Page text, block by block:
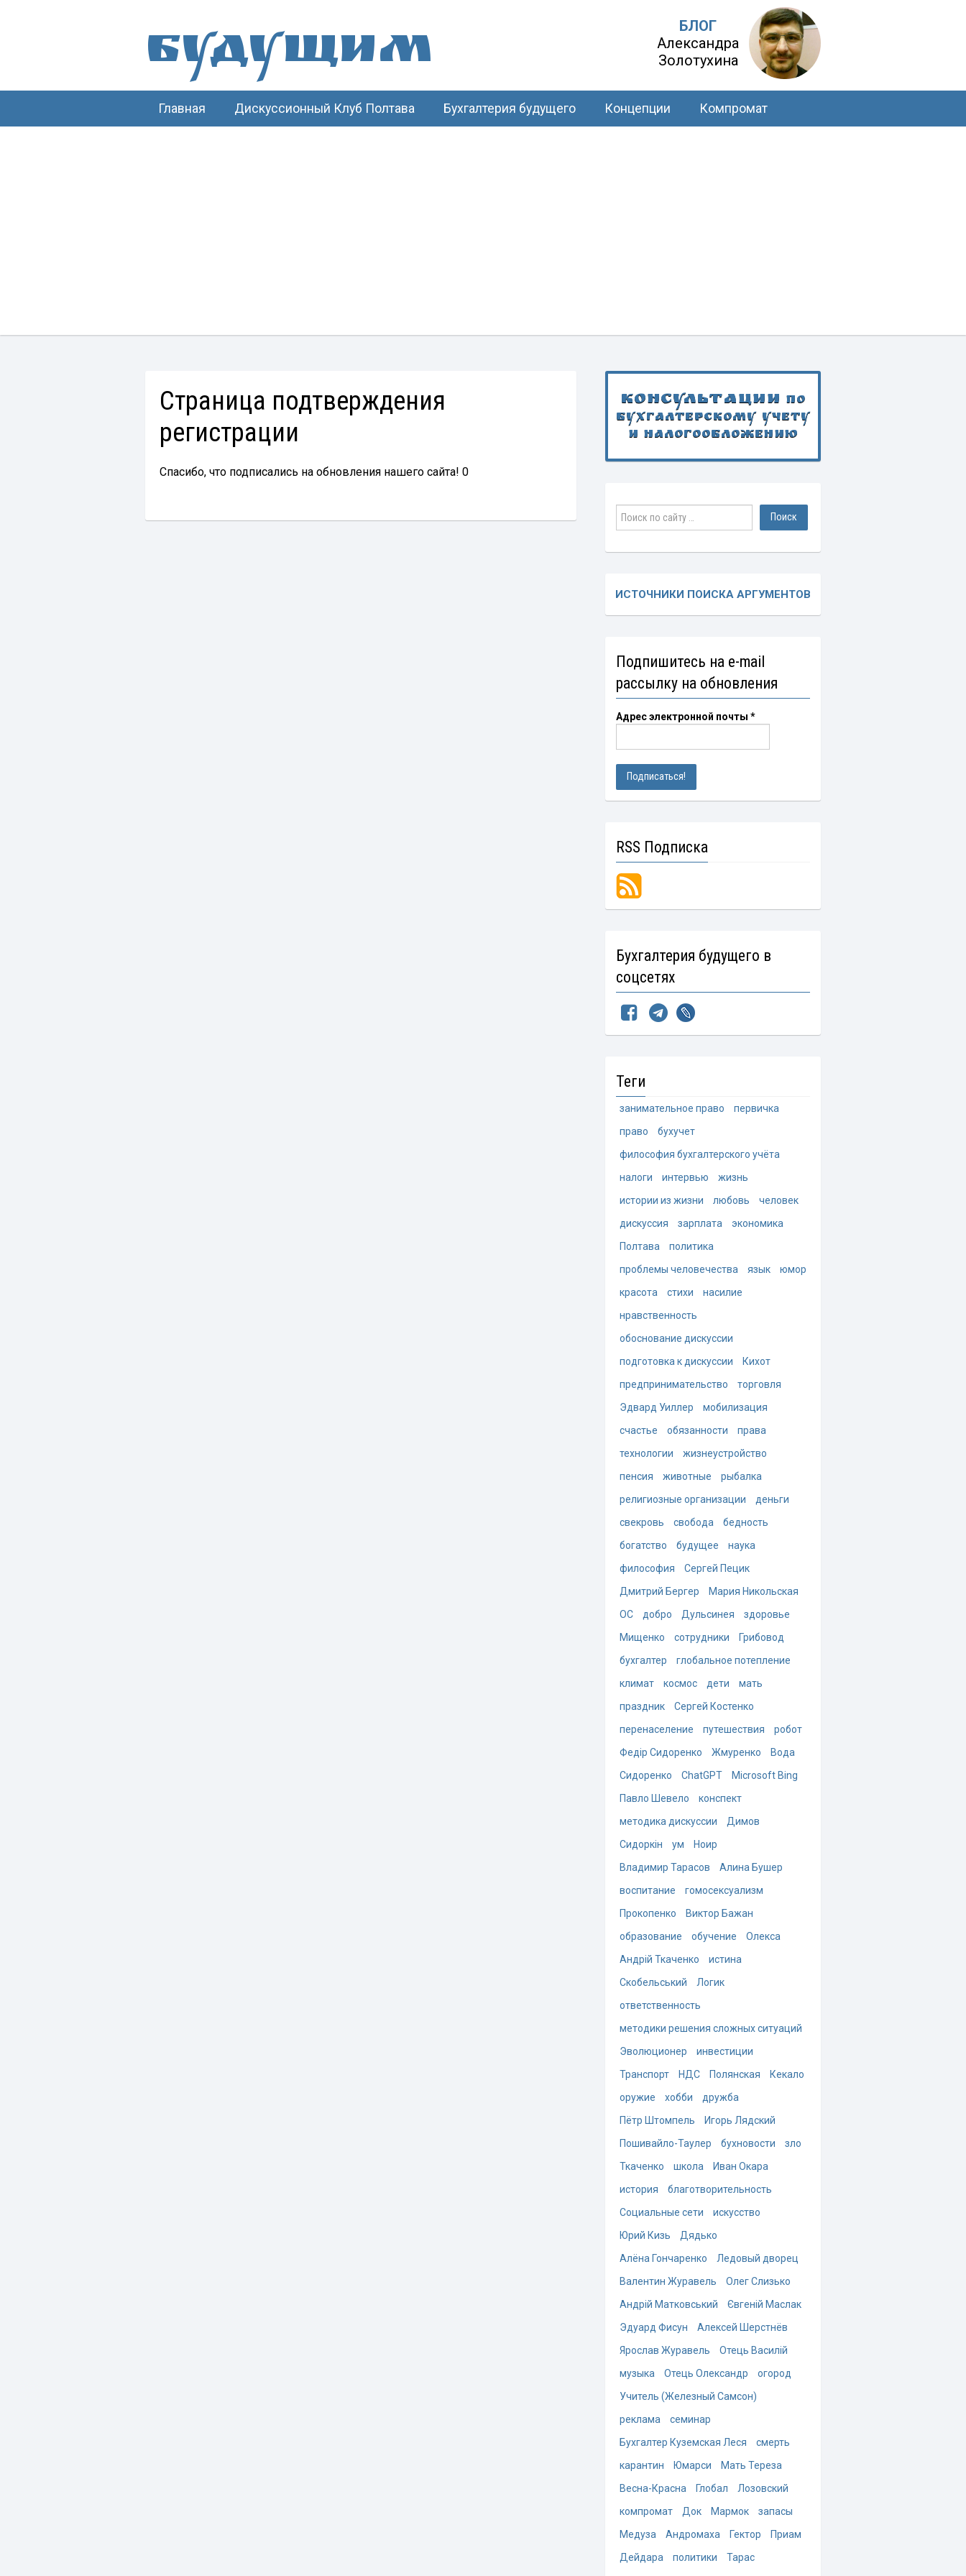
Будущим
БЛОГ
Александра
Золотухина
Главная Дискуссионный Клуб Полтава Бухгалтерия будущего Концепции Компромат
Страница подтверждения
регистрации
Спасибо, что подписались на обновления нашего сайта! 0
Консультации по
бухгалтерскому учету
и налогообложению
ИСТОЧНИКИ ПОИСКА АРГУМЕНТОВ
Подпишитесь на e-mail
рассылку на обновления
Адрес электронной почты *
RSS Подписка
Бухгалтерия будущего в
соцсетях
Теги
занимательное право
первичка
право
бухучет
философия бухгалтерского учёта
налоги
интервью
жизнь
истории из жизни
любовь
человек
дискуссия
зарплата
экономика
Полтава
политика
проблемы человечества
язык
юмор
красота
стихи
насилие
нравственность
обоснование дискуссии
подготовка к дискуссии
Кихот
предпринимательство
торговля
Эдвард Уиллер
мобилизация
счастье
обязанности
права
технологии
жизнеустройство
пенсия
животные
рыбалка
религиозные организации
деньги
свекровь
свобода
бедность
богатство
будущее
наука
философия
Сергей Пецик
Дмитрий Бергер
Мария Никольская
ОС
добро Дульсинея
здоровье
Мищенко
сотрудники
Грибовод
бухгалтер
глобальное потепление
климат
космос дети
мать
праздник
Сергей Костенко
перенаселение
путешествия
робот
Федір Сидоренко
Жмуренко
Вода
Сидоренко
ChatGPT
Microsoft Bing
Павло Шевело
конспект
методика дискуссии
Димов
Сидоркін
ум
Ноир
Владимир Тарасов
Алина Бушер
воспитание
гомосексуализм
Прокопенко
Виктор Бажан
образование
обучение
Олекса
Андрій Ткаченко
истина
Скобельський
Логик
ответственность
методики решения сложных ситуаций
Эволюционер
инвестиции
Транспорт
НДС Полянская
Кекало
оружие
хобби
дружба
Пётр Штомпель
Игорь Лядский
Пошивайло-Таулер
бухновости
зло
Ткаченко
школа
Иван Окара
история
благотворительность
Социальные сети
искусство
Юрий Кизь
Дядько
Алёна Гончаренко
Ледовый дворец
Валентин Журавель
Олег Слизько
Андрій Матковський
Євгеній Маслак
Эдуард Фисун
Алексей Шерстнёв
Ярослав Журавель
Отець Василій
музыка
Отець Олександр
огород
Учитель (Железный Самсон)
реклама
семинар
Бухгалтер Куземская Леся
смерть
карантин
Юмарси
Мать Тереза
Весна-Красна
Глобал
Лозовский
компромат
Док Мармок
запасы
Медуза
Андромаха Гектор
Приам
Дейдара
политики
Тарас